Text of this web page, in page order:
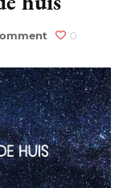
on
in
het
vierde
huis
0